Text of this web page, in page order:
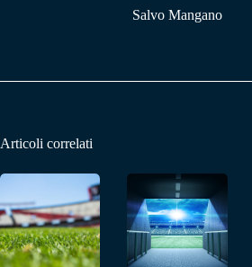
Salvo Mangano
Articoli correlati